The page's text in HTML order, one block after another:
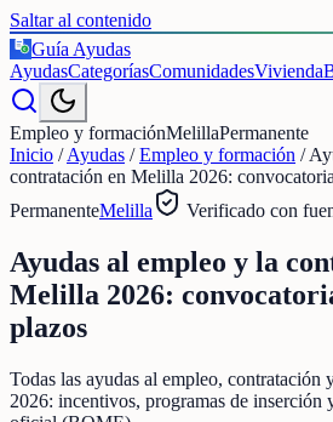
Saltar al contenido
€
Guía Ayudas
AyudasCategoríasComunidadesVivienda
Empleo y formaciónMelillaPermanente
Inicio /Ayudas /Empleo y formación /
contratación en Melilla 2026:
PermanenteMelilla Verificado con
Ayudas al empleo y la
Melilla 2026:
plazos
Todas las ayudas al empleo,
2026: incentivos, programas de inserción